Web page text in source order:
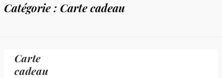
Catégorie : Carte cadeau
Carte
cadeau